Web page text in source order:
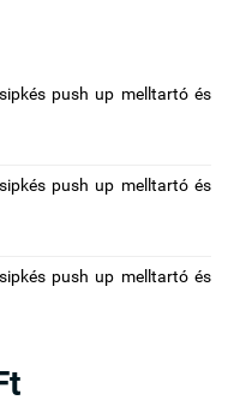
push up melltartó és
push up melltartó és
push up melltartó és